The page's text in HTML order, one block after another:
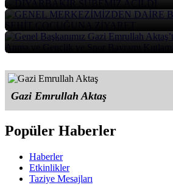
Mayıs Atatürk’ü Anma ve
30 Mayıs 2026
Gazi Emrullah Aktaş
Popüler Haberler
Haberler
Etkinlikler
Taziye Mesajları